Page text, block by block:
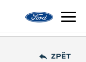
ZPĚT